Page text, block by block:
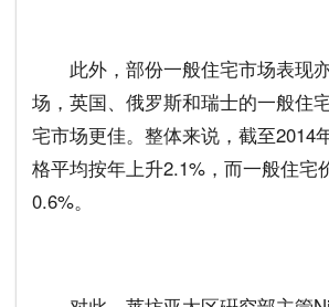
此外，部份一般住宅市场表现
场，英国、俄罗斯和瑞士的一般住
宅市场更佳。整体来说，截至2014
格平均按年上升2.1%，而一般住宅
0.6%。